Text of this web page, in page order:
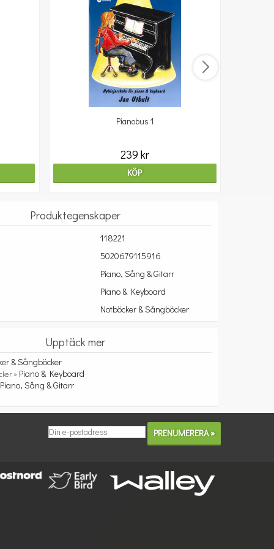
Pianobus 1
239 kr
KÖP
Produktegenskaper
118221
5020679115916
Piano, Sång & Gitarr
Piano & Keyboard
Notböcker & Sångböcker
Upptäck mer
& Sångböcker
» Piano & Keyboard
Piano, Sång & Gitarr